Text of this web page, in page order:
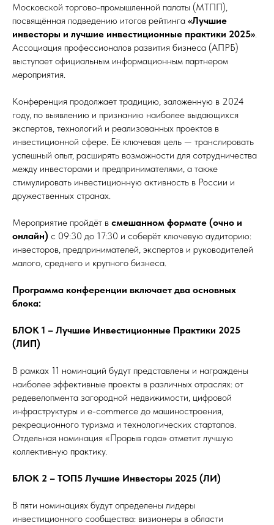
Московской торгово-промышленной палаты (МТПП),
посвящённая подведению итогов рейтинга «Лучшие
инвесторы и лучшие инвестиционные практики 2025»
Ассоциация профессионалов развития бизнеса (АПРБ)
выступает официальным информационным партнером
мероприятия.
Конференция продолжает традицию, заложенную в 2024
году, по выявлению и признанию наиболее выдающихся
экспертов, технологий и реализованных проектов в
инвестиционной сфере. Её ключевая цель — транслировать
успешный опыт, расширять возможности для сотрудничества
между инвесторами и предпринимателями, а также
стимулировать инвестиционную активность в России и
дружественных странах.
Мероприятие пройдёт в смешанном формате (очно и
онлайн) с 09:30 до 17:30 и соберёт ключевую аудиторию:
инвесторов, предпринимателей, экспертов и руководителей
малого, среднего и крупного бизнеса.
Программа конференции включает два основных
блока:
БЛОК 1 – Лучшие Инвестиционные Практики 2025
(ЛИП)
В рамках 11 номинаций будут представлены и награждены
наиболее эффективные проекты в различных отраслях: от
редевелопмента загородной недвижимости, цифровой
инфраструктуры и e-commerce до машиностроения,
рекреационного туризма и технологических стартапов.
Отдельная номинация «Прорыв года» отметит лучшую
коллективную практику.
БЛОК 2 – ТОП5 Лучшие Инвесторы 2025 (ЛИ)
В пяти номинациях будут определены лидеры
инвестиционного сообщества: визионеры в области